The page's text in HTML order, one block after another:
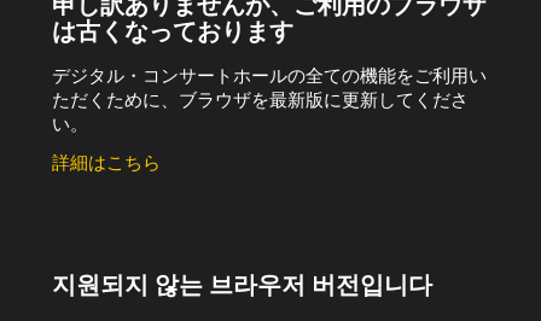
は古くなっております
デジタル・コンサートホールの全ての機能をご利用い
ただくために、ブラウザを最新版に更新してくださ
い。
詳細はこちら
지원되지 않는 브라우저 버전입니다